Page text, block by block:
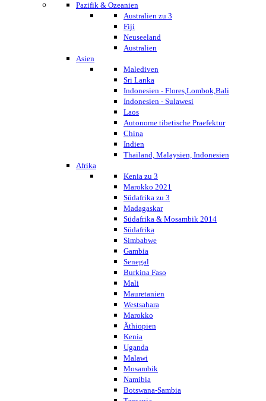
Pazifik & Ozeanien
Australien zu 3
Fiji
Neuseeland
Australien
Asien
Malediven
Sri Lanka
Indonesien - Flores,Lombok,Bali
Indonesien - Sulawesi
Laos
Autonome tibetische Praefektur
China
Indien
Thailand, Malaysien, Indonesien
Afrika
Kenia zu 3
Marokko 2021
Südafrika zu 3
Madagaskar
Südafrika & Mosambik 2014
Südafrika
Simbabwe
Gambia
Senegal
Burkina Faso
Mali
Mauretanien
Westsahara
Marokko
Äthiopien
Kenia
Uganda
Malawi
Mosambik
Namibia
Botswana-Sambia